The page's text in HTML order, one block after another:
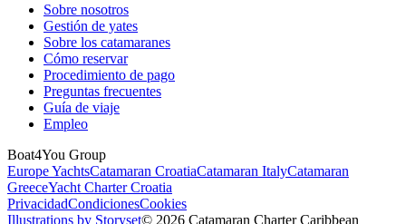
Sobre nosotros
Gestión de yates
Sobre los catamaranes
Cómo reservar
Procedimiento de pago
Preguntas frecuentes
Guía de viaje
Empleo
Boat4You Group
Europe YachtsCatamaran CroatiaCatamaran ItalyCatamaran
GreeceYacht Charter Croatia
PrivacidadCondicionesCookies
Illustrations by Storyset© 2026 Catamaran Charter Caribbean